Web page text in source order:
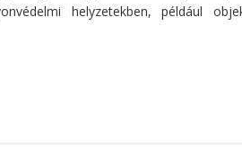
helyzetekben, például